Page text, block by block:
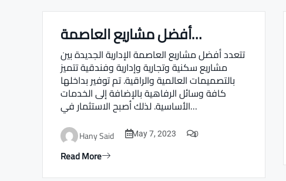
Real estate Estate ville أفضل مشاريع العاصمة…
تتعدد أفضل مشاريع العاصمة الإدارية الجديدة بين
مشاريع سكنية وتجارية وإدارية وفندقية تتميز
بالتصميمات العالمية والراقية. تم توفير بداخلها
كافة وسائل الرفاهية بالإضافة إلى الخدمات
الأساسية. لذلك أصبح الاستثمار في…
Hany Said May 7, 2023 0
Read More